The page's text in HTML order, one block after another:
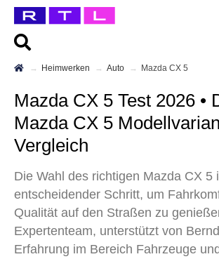
Heimwerken Auto Mazda CX 5
Mazda CX 5 Test 2026 • Die besten
Mazda CX 5
Vergleich
Die Wahl des richtigen Mazda CX 5
entscheidender Schritt, um
Qualität auf den Straßen zu
Expertenteam, unterstützt von
Erfahrung im Bereich Fahrzeuge